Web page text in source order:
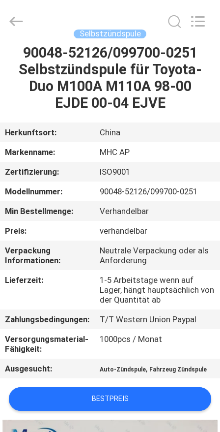
HEIM
PRODUKTE
UNS
AUSFLUG
QUALITÄTSKONTROLLE
KONTAKTIERE
UNS
EIN
ZITAT
SITEMAP
PRIVACY
POLICY
Parts
Limited.
Selbstzündspule
90048-52126/099700-0251
Selbstzündspule für Toyota-
Duo M100A M110A 98-00
EJDE 00-04 EJVE
Herkunftsort:
China
Markenname:
MHC AP
Zertifizierung:
ISO9001
Modellnummer:
90048-52126/099700-0251
Min Bestellmenge:
Verhandelbar
Preis:
verhandelbar
Verpackung
Informationen:
Neutrale Verpackung oder als
Anforderung
Lieferzeit:
1-5 Arbeitstage wenn auf
Lager, hängt hauptsächlich von
der Quantität ab
Zahlungsbedingungen:
T/T Western Union Paypal
Versorgungsmaterial-
Fähigkeit:
1000pcs / Monat
Ausgesucht: Auto-Zündspule, Fahrzeug Zündspule
BESTPREIS